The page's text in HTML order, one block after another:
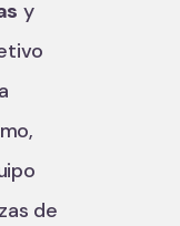
y
de